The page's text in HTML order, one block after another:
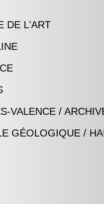
DE L'ART
VALENCE /
GÉOLOGIQUE /